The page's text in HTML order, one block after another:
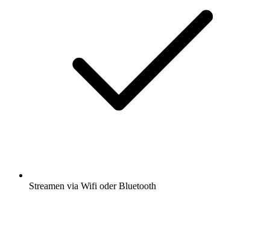
Streamen via Wifi oder Bluetooth